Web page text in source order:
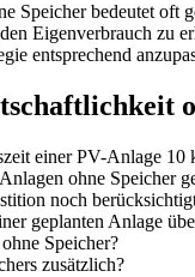
Speicher bedeutet
Eigenverbrauch
entsprechend
einer PV-Anlage 10
ohne Speicher
noch
geplanten Anlage
Speicher?
zusätzlich?